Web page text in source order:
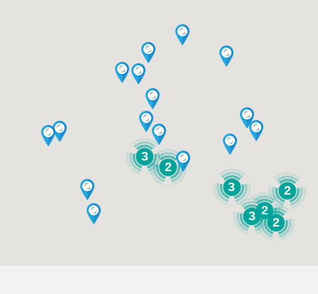
3
2
2
2
3
2
3